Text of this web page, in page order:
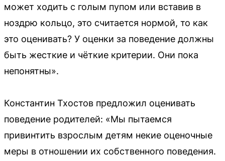
может ходить с голым пупом или вставив в
ноздрю кольцо, это считается нормой, то как
это оценивать? У оценки за поведение должны
быть жесткие и чёткие критерии. Они пока
непонятны».
Константин Тхостов предложил оценивать
поведение родителей: «Мы пытаемся
привинтить взрослым детям некие оценочные
меры в отношении их собственного поведения.